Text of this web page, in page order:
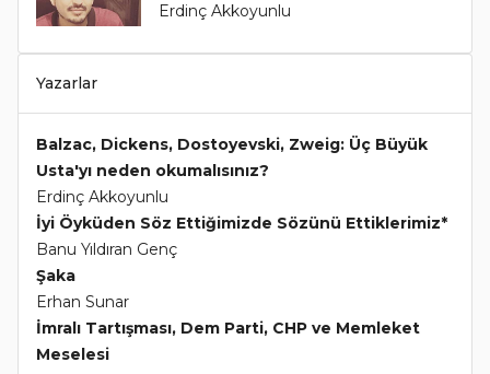
Erdinç Akkoyunlu
Yazarlar
Balzac, Dickens, Dostoyevski, Zweig: Üç Büyük
Usta'yı neden okumalısınız?
Erdinç Akkoyunlu
İyi Öyküden Söz Ettiğimizde Sözünü Ettiklerimiz*
Banu Yıldıran Genç
Şaka
Erhan Sunar
İmralı Tartışması, Dem Parti, CHP ve Memleket
Meselesi